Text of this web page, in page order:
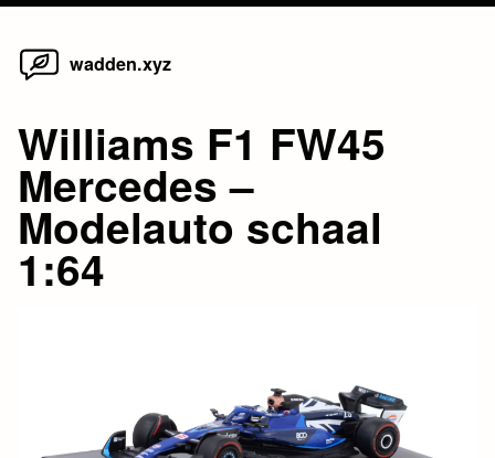
Skip
wadden.xyz
Williams F1 FW45
Mercedes –
Modelauto schaal
1:64